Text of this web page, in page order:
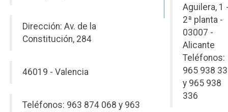
Dirección: Av. de la
Constitución, 284
46019 - Valencia
Teléfonos: 963 874 068 y 963
Aguilera, 1
2ª planta -
03007 -
Alicante
Teléfonos:
965 938
y 965 938
336